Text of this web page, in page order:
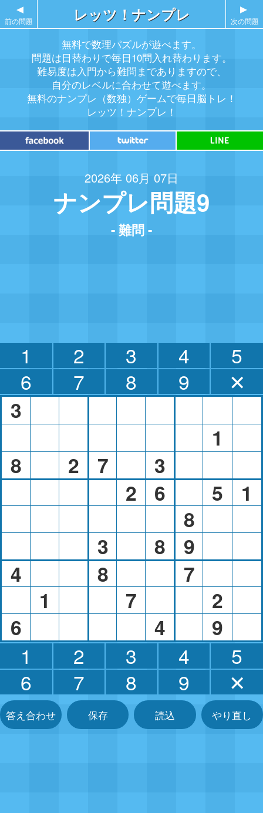
レッツ！ナンプレ
無料で数理パズルが遊べます。
問題は日替わりで毎日10問入れ替わります。
難易度は入門から難問までありますので、
自分のレベルに合わせて遊べます。
無料のナンプレ（数独）ゲームで毎日脳トレ！
レッツ！ナンプレ！
2026年 06月 07日
ナンプレ問題9
- 難問 -
▲
前の問題
▲
次の問題
1 2 3 4
5
6
7 8 9 ✕
3
1
8
2 7
3
2
6 5
1
8
3
8
9
4
8
7
1
7
2
6
4 9
1 2 3 4
5
6
7 8 9 ✕
答え合わせ 保存 読込 やり直し